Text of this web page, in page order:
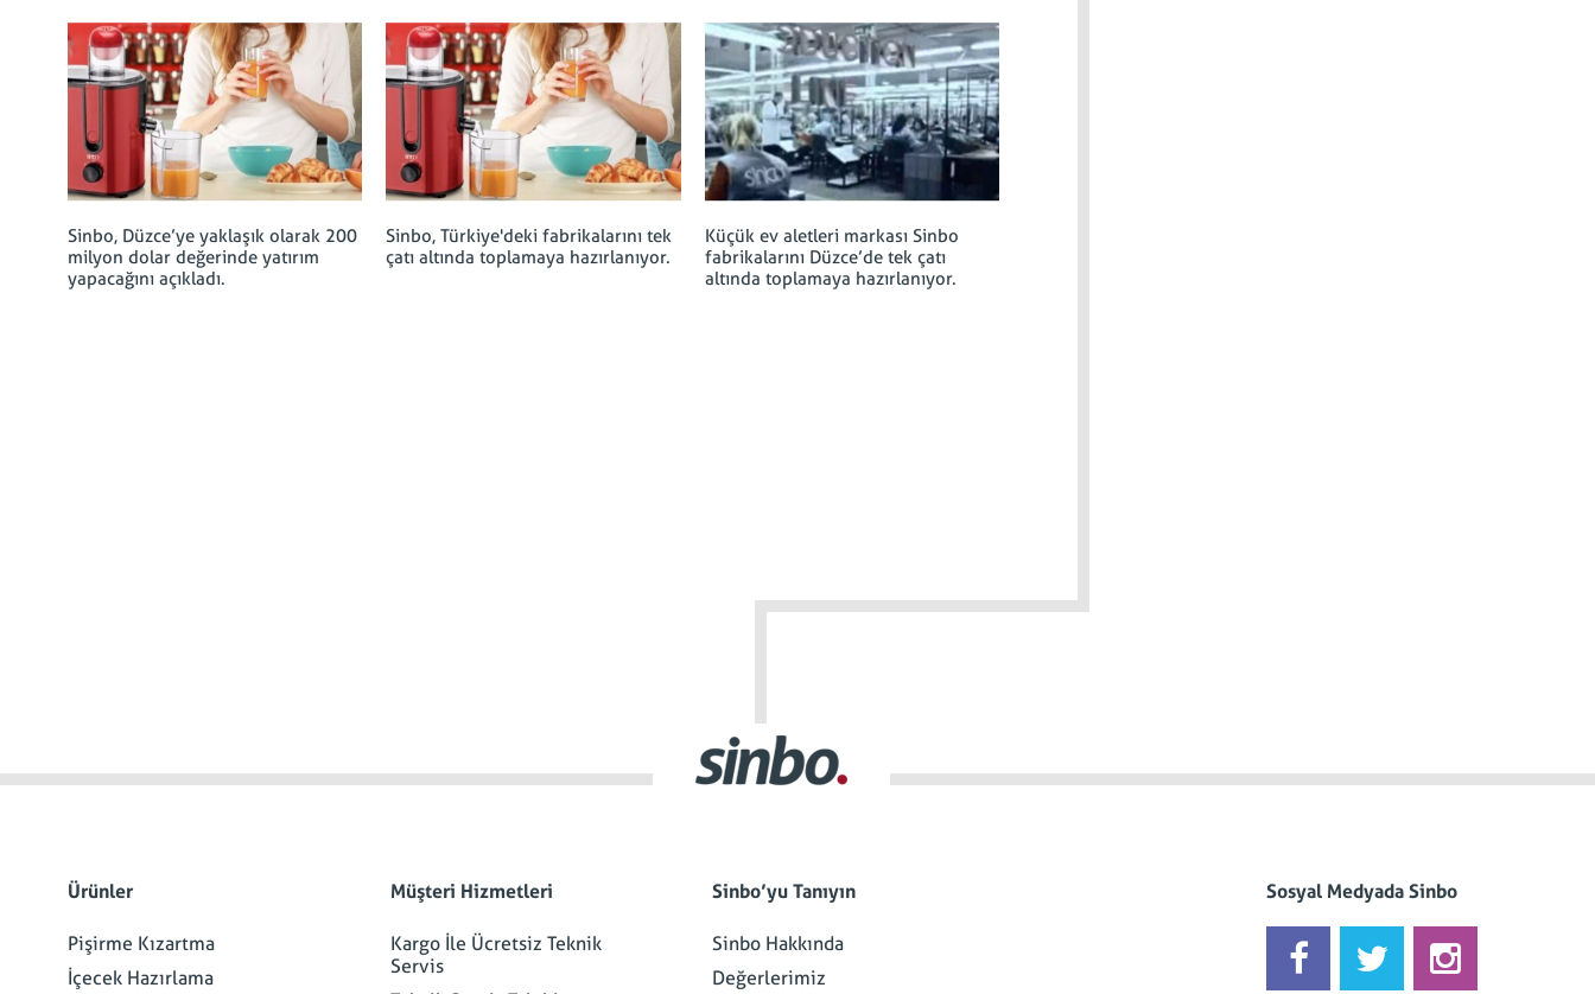
Sinbo, Düzce’ye yaklaşık olarak 200
milyon dolar değerinde yatırım
yapacağını açıkladı.
Sinbo, Türkiye'deki fabrikalarını tek
çatı altında toplamaya hazırlanıyor.
Küçük ev aletleri markası Sinbo
fabrikalarını Düzce’de tek çatı
altında toplamaya hazırlanıyor.
Ürünler
Pişirme Kızartma
İçecek Hazırlama
Müşteri Hizmetleri
Kargo İle Ücretsiz Teknik
Servis
Sinbo’yu Tanıyın
Sinbo Hakkında
Değerlerimiz
Sosyal Medyada Sinbo